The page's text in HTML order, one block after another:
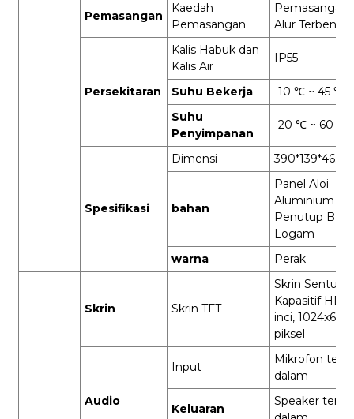
Pemasangan
Kaedah
Pemasangan
Pemasangan
Alur Terbenam
Persekitaran
Kalis Habuk dan
Kalis Air
IP55
Suhu Bekerja
-10 ℃ ~ 45 ℃
Suhu
Penyimpanan
-20 ℃ ~ 60 ℃
Spesifikasi
Dimensi
bahan
Panel Aloi
Aluminium +
Penutup
Logam
warna
Perak
Skrin Skrin TFT
Skrin Sentuh
Kapasitif HD
inci, 1024x600
piksel
Audio
Input
Mikrofon
dalam
Keluaran
Speaker